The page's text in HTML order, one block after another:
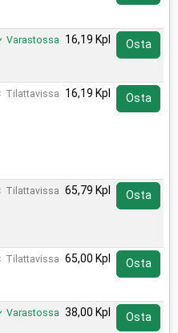
Varastossa 16,19 Kpl Osta
Tilattavissa 16,19 Kpl Osta
Tilattavissa 65,79 Kpl Osta
Tilattavissa 65,00 Kpl Osta
Varastossa 38,00 Kpl Osta